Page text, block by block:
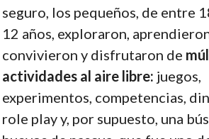
seguro, los pequeños, de entre
12 años, exploraron,
convivieron y disfrutaron de
actividades al aire libre: juegos,
experimentos, competencias,
role play y, por supuesto, una